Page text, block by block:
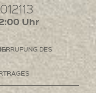
Uhr
DES